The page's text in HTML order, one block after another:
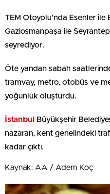
TEM Otoyolu’nda Esenler ile
Gaziosmanpaşa ile
seyrediyor.
Öte yandan sabah
tramvay, metro, otobüs ve
yoğunluk oluşturdu.
İstanbul
Büyükşehir
nazaran, kent genelindeki
kadar çıktı.
Kaynak: AA / Adem Koç